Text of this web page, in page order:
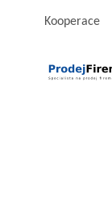
Kooperace